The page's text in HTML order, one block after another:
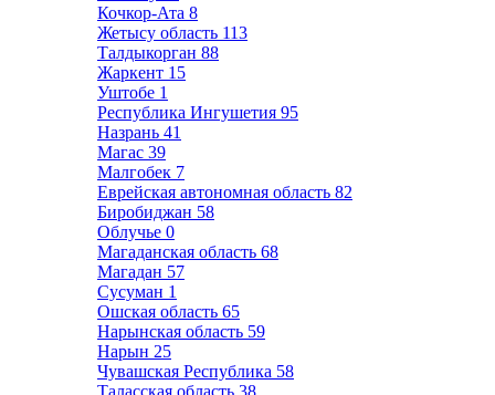
Кочкор-Ата 8
Жетысу область 113
Талдыкорган 88
Жаркент 15
Уштобе 1
Республика Ингушетия 95
Назрань 41
Магас 39
Малгобек 7
Еврейская автономная область 82
Биробиджан 58
Облучье 0
Магаданская область 68
Магадан 57
Сусуман 1
Ошская область 65
Нарынская область 59
Нарын 25
Чувашская Республика 58
Таласская область 38